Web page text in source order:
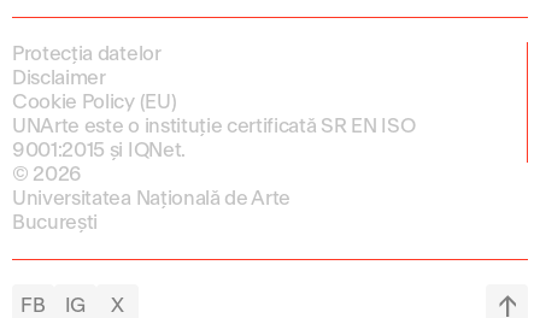
Protecția datelor
Disclaimer
Cookie Policy (EU)
UNArte este o instituție certificată SR EN ISO
9001:2015 și IQNet.
© 2026
Universitatea Națională de Arte
București
FB IG X